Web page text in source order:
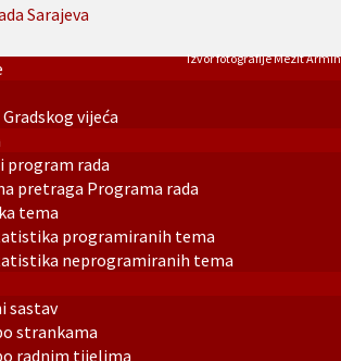
vijeća
program rada
pretraga Programa rada
tema
programiranih tema
neprogramiranih tema
sastav
strankama
radnim tijelima
Izvor fotografije Mezit Armin